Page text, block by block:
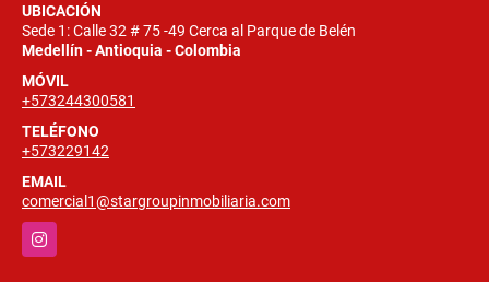
UBICACIÓN
Sede 1: Calle 32 # 75 -49 Cerca al Parque de Belén
Medellín - Antioquia - Colombia
MÓVIL
+573244300581
TELÉFONO
+573229142
EMAIL
comercial1@stargroupinmobiliaria.com
Instagram